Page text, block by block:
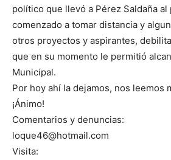
político que llevó a Pérez Saldaña al
comenzado a tomar distancia y
otros proyectos y aspirantes,
que en su momento le permitió
Municipal.
Por hoy ahí la dejamos, nos leemos
¡Ánimo!
Comentarios y denuncias:
loque46@hotmail.com
Visita: